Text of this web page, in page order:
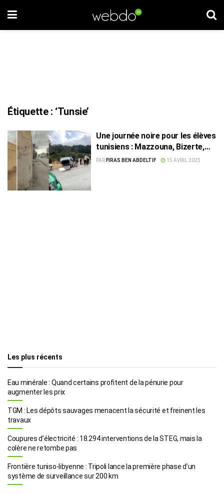
Étiquette : ‘Tunsie’
Une journée noire pour les élèves
tunisiens : Mazzouna, Bizerte,
Boumhel
PAR FIRAS BEN ABDELTIF 15 AVRIL 2025
Les plus récents
Eau minérale : Quand certains profitent de la pénurie pour
augmenter les prix
TGM : Les dépôts sauvages menacent la sécurité et freinent les
travaux
Coupures d’électricité : 18.294 interventions de la STEG, mais la
colère ne retombe pas
Frontière tuniso-libyenne : Tripoli lance la première phase d’un
système de surveillance sur 200 km